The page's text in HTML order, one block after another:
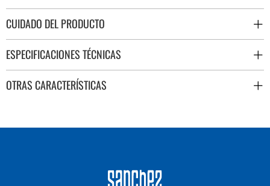
CUIDADO DEL PRODUCTO
ESPECIFICACIONES TÉCNICAS
OTRAS CARACTERÍSTICAS